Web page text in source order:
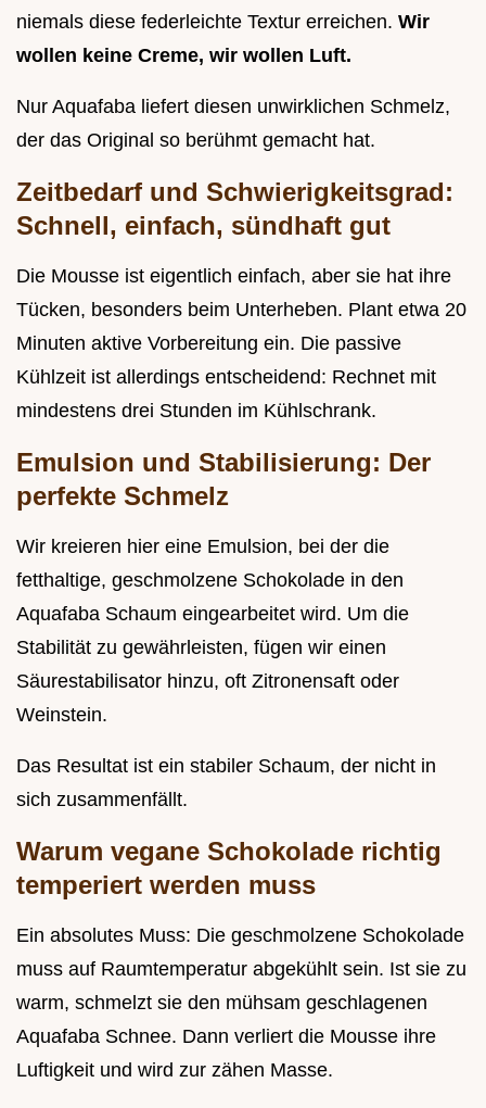
niemals diese federleichte Textur erreichen. Wir
wollen keine Creme, wir wollen Luft.
Nur Aquafaba liefert diesen unwirklichen Schmelz,
der das Original so berühmt gemacht hat.
Zeitbedarf und Schwierigkeitsgrad:
Schnell, einfach, sündhaft gut
Die Mousse ist eigentlich einfach, aber sie hat ihre
Tücken, besonders beim Unterheben. Plant etwa 20
Minuten aktive Vorbereitung ein. Die passive
Kühlzeit ist allerdings entscheidend: Rechnet mit
mindestens drei Stunden im Kühlschrank.
Emulsion und Stabilisierung: Der
perfekte Schmelz
Wir kreieren hier eine Emulsion, bei der die
fetthaltige, geschmolzene Schokolade in den
Aquafaba Schaum eingearbeitet wird. Um die
Stabilität zu gewährleisten, fügen wir einen
Säurestabilisator hinzu, oft Zitronensaft oder
Weinstein.
Das Resultat ist ein stabiler Schaum, der nicht in
sich zusammenfällt.
Warum vegane Schokolade richtig
temperiert werden muss
Ein absolutes Muss: Die geschmolzene Schokolade
muss auf Raumtemperatur abgekühlt sein. Ist sie zu
warm, schmelzt sie den mühsam geschlagenen
Aquafaba Schnee. Dann verliert die Mousse ihre
Luftigkeit und wird zur zähen Masse.